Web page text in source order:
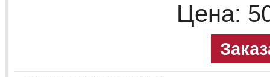
Цена: